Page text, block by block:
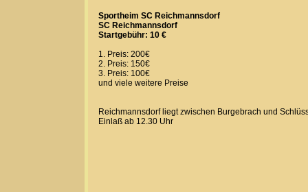
Sportheim SC Reichmannsdorf
SC Reichmannsdorf
Startgebühr: 10 €
1. Preis: 200€
2. Preis: 150€
3. Preis: 100€
und viele weitere Preise
Reichmannsdorf liegt zwischen Burgebrach und
Einlaß ab 12.30 Uhr